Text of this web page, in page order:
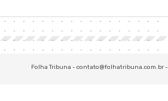
Folha Tribuna - contato@folhatribuna.com.br-